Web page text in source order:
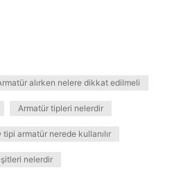
alırken nelere dikkat edilmeli
Armatür tipleri nelerdir
tipi armatür nerede kullanılır
nelerdir